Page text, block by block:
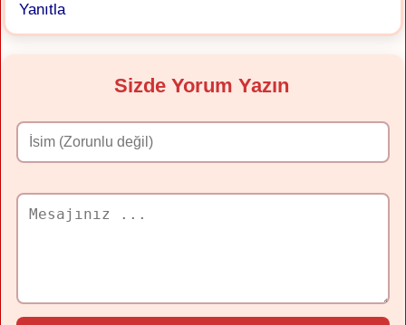
Yanıtla
Sizde Yorum Yazın